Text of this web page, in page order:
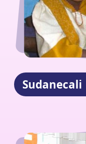
Sudanecali